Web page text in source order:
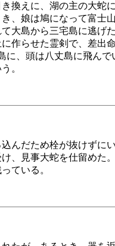
換えに、湖の主の大蛇
、娘は鳩になって富士
大島から三宅島に逃げ
作らせた霊剣で、差出
に、頭は八丈島に飛んで
。
んだため栓が抜けずに
、見事大蛇を仕留めた
ている。